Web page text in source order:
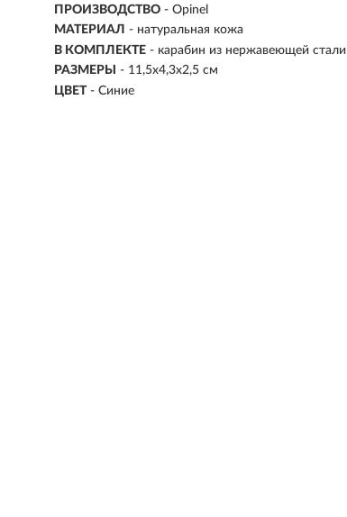
ПРОИЗВОДСТВО - Opinel
МАТЕРИАЛ - натуральная кожа
В КОМПЛЕКТЕ - карабин из нержавеющей стали
РАЗМЕРЫ
- 11,5х4,3х2,5 см
ЦВЕТ - Синие